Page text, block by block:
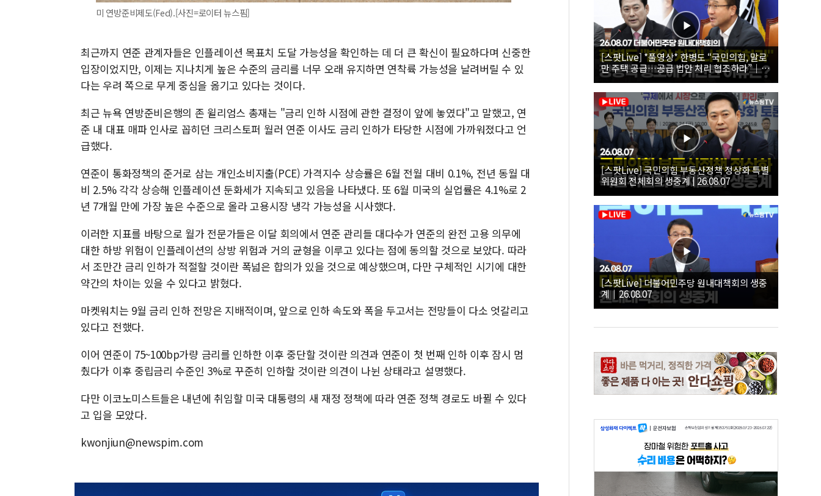
미 연방준비제도(Fed).[사진=로이터 뉴스핌]
최근까지 연준 관계자들은 인플레이션 목표치 도달 가능성을 확인하는 데 더 큰 확신이 필요하다며 신중한
입장이었지만, 이제는 지나치게 높은 수준의 금리를 너무 오래 유지하면 연착륙 가능성을 날려버릴 수 있
다는 우려 쪽으로 무게 중심을 옮기고 있다는 것이다.
최근 뉴욕 연방준비은행의 존 윌리엄스 총재는 "금리 인하 시점에 관한 결정이 앞에 놓였다"고 말했고, 연
준 내 대표 매파 인사로 꼽히던 크리스토퍼 월러 연준 이사도 금리 인하가 타당한 시점에 가까워졌다고 언
급했다.
연준이 통화정책의 준거로 삼는 개인소비지출(PCE) 가격지수 상승률은 6월 전월 대비 0.1%, 전년 동월 대
비 2.5% 각각 상승해 인플레이션 둔화세가 지속되고 있음을 나타냈다. 또 6월 미국의 실업률은 4.1%로 2
년 7개월 만에 가장 높은 수준으로 올라 고용시장 냉각 가능성을 시사했다.
이러한 지표를 바탕으로 월가 전문가들은 이달 회의에서 연준 관리들 대다수가 연준의 완전 고용 의무에
대한 하방 위험이 인플레이션의 상방 위험과 거의 균형을 이루고 있다는 점에 동의할 것으로 보았다. 따라
서 조만간 금리 인하가 적절할 것이란 폭넓은 합의가 있을 것으로 예상했으며, 다만 구체적인 시기에 대한
약간의 차이는 있을 수 있다고 밝혔다.
마켓워치는 9월 금리 인하 전망은 지배적이며, 앞으로 인하 속도와 폭을 두고서는 전망들이 다소 엇갈리고
있다고 전했다.
이어 연준이 75~100bp가량 금리를 인하한 이후 중단할 것이란 의견과 연준이 첫 번째 인하 이후 잠시 멈
췄다가 이후 중립금리 수준인 3%로 꾸준히 인하할 것이란 의견이 나뉜 상태라고 설명했다.
다만 이코노미스트들은 내년에 취임할 미국 대통령의 새 재정 정책에 따라 연준 정책 경로도 바뀔 수 있다
고 입을 모았다.
kwonjiun@newspim.com
[스팟Live] *풀영상* 한병도 “국민의힘, 말로
만 주택 공급…공급 법안 처리 협조하라”｜
26.08.07 더불어민주당 원내대책회의
[스팟Live] 국민의힘 부동산정책 정상화 특별
위원회 전체회의 생중계 | 26.08.07
[스팟Live] 더불어민주당 원내대책회의 생중
계｜26.08.07